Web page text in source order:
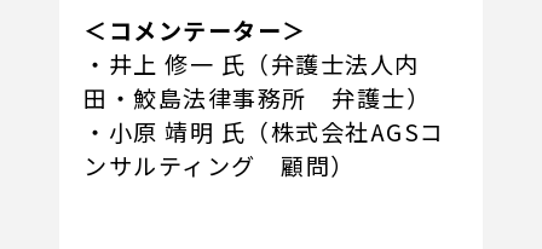
＜コメンテーター＞
・井上 修一 氏（弁護士法人内
田・鮫島法律事務所 弁護士）
・小原 靖明 氏（株式会社AGSコ
ンサルティング 顧問）